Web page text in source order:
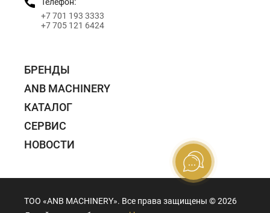
+7 701 193 3333
+7 705 121 6424
БРЕНДЫ
ANB MACHINERY
КАТАЛОГ
СЕРВИС
НОВОСТИ
ТОО «ANB MACHINERY». Все права защищены ©️ 2026